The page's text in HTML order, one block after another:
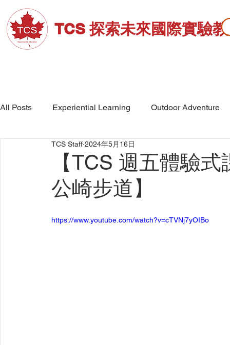
TCS 探索未來國際實驗
All Posts Experiential Learning Outdoor Adventure
School Events High School
【TCS 週五體驗
公崎步道】
TCS Staff 2024年5月16日
https://www.youtube.com/watch?v=cTVNj7yOIBo